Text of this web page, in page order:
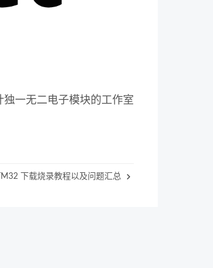
独一无二电子模块的工作室
下载烧录教程以及问题汇总